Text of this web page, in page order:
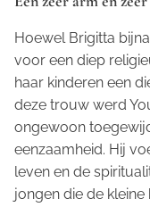
Hoewel Brigitta
voor een diep
haar kinderen een
deze trouw werd
ongewoon
eenzaamheid. Hij
leven en de
jongen die de